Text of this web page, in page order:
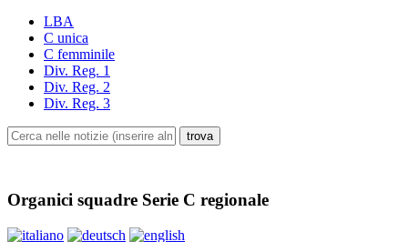
LBA
C unica
C femminile
Div. Reg. 1
Div. Reg. 2
Div. Reg. 3
Organici squadre Serie C regionale